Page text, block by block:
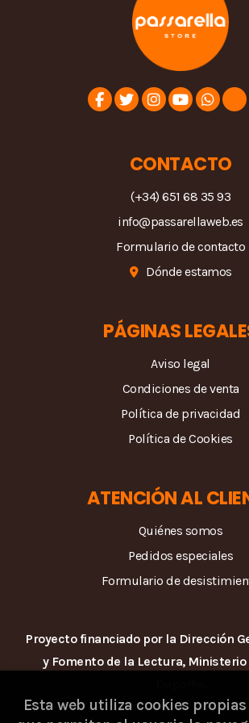
CONTACTO
(+34) 651 68 35 93
info@passarellaweb.es
Formulario de contacto
Dónde estamos
PÁGINAS
Aviso legal
Condiciones de venta
Política de privacidad
Política de Cookies
ATENCIÓN AL
Quiénes somos
Pedidos especiales
Formulario de
Proyecto financiado por la Dirección
y Fomento de la Lectura,
Esta web utiliza cookies